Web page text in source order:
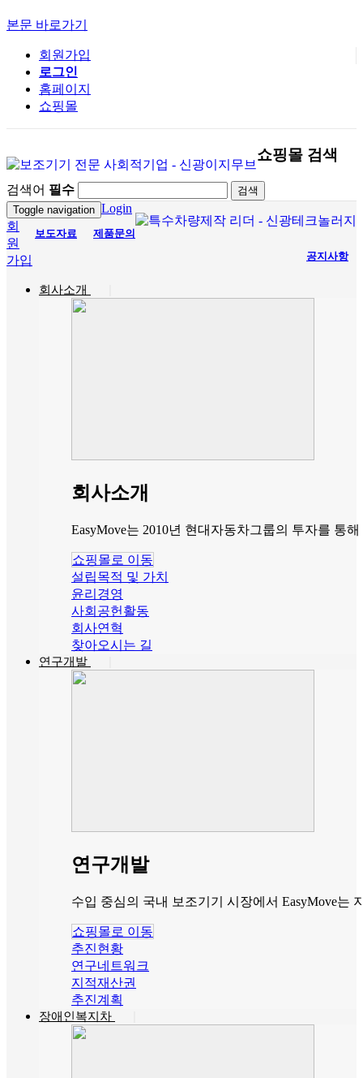
본문 바로가기
회원가입
로그인
홈페이지
쇼핑몰
쇼핑몰 검색
검색어 필수
검색
Toggle navigation
제품문의
보도자료
공지사항
Login
회
원
가입
회사소개
회사소개
EasyMove는 2010년 현대자동차그룹의 투자를 통
쇼핑몰로 이동
설립목적 및 가치
윤리경영
사회공헌활동
회사연혁
찾아오시는 길
연구개발
연구개발
수입 중심의 국내 보조기기 시장에서 EasyMove는
쇼핑몰로 이동
추진현황
연구네트워크
지적재산권
추진계획
장애인복지차